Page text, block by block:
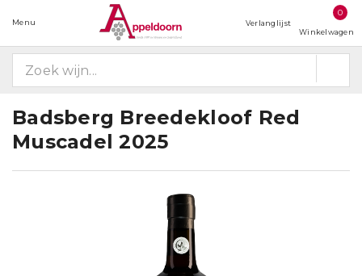
Menu Verlanglijst
0
Winkelwagen
Badsberg Breedekloof Red
Muscadel 2025